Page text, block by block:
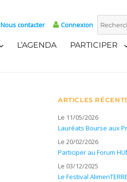
Nous contacter Connexion
pour :
L’AGENDA PARTICIPER
ARTICLES
Le 11/05/2026
Lauréats Bourse aux
Le 20/02/2026
Participer au Forum
Le 03/12/2025
Le Festival